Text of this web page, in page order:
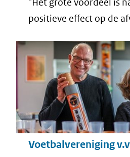
positieve effect op de
Voetbalvereniging